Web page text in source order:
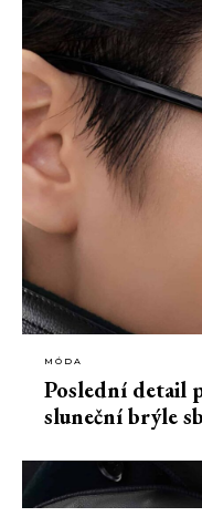
MÓDA
Poslední detail
sluneční brýle